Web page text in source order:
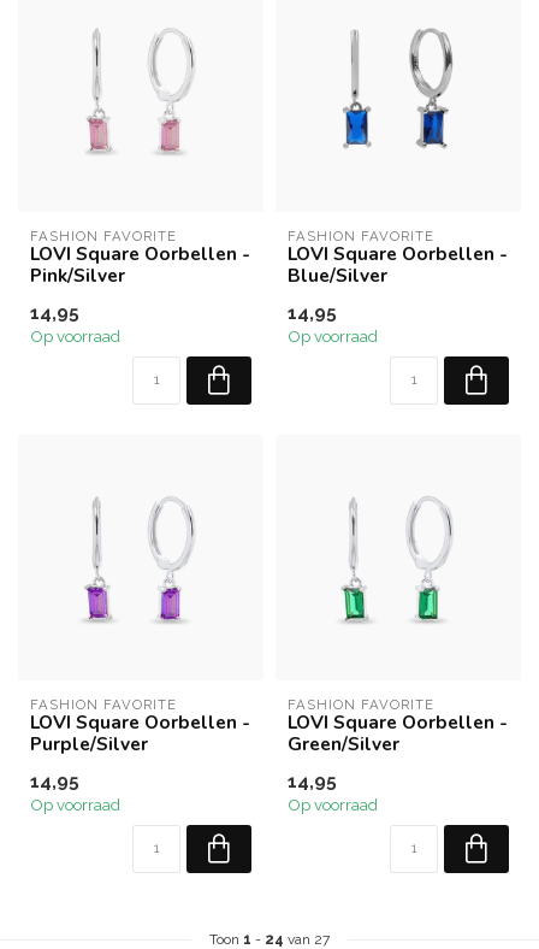
FASHION FAVORITE
LOVI Square Oorbellen -
Pink/Silver
14,95
Op voorraad
FASHION FAVORITE
LOVI Square Oorbellen -
Blue/Silver
14,95
Op voorraad
FASHION FAVORITE
LOVI Square Oorbellen -
Purple/Silver
14,95
Op voorraad
FASHION FAVORITE
LOVI Square Oorbellen -
Green/Silver
14,95
Op voorraad
Toon 1 - 24 van 27